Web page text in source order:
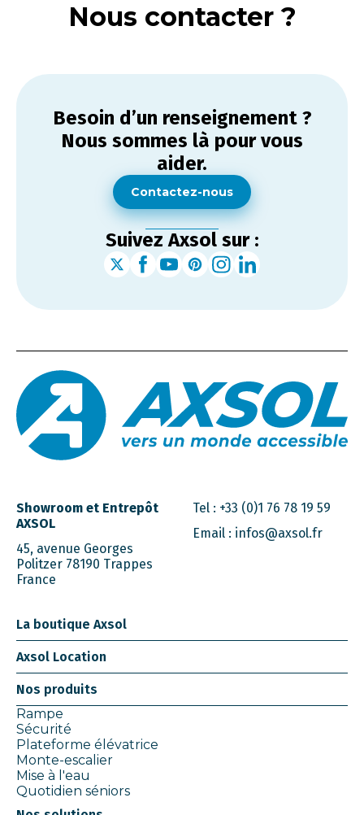
Nous contacter ?
Besoin d’un renseignement ?
Nous sommes là pour vous
aider.
Contactez-nous
Suivez Axsol sur :
Showroom et Entrepôt
AXSOL
45, avenue Georges
Politzer 78190 Trappes
France
Tel : +33 (0)1 76 78 19 59
Email : infos@axsol.fr
La boutique Axsol
Axsol Location
Nos produits
Rampe
Sécurité
Plateforme élévatrice
Monte-escalier
Mise à l'eau
Quotidien séniors